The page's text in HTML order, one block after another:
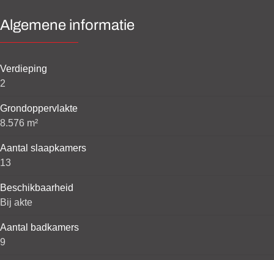
Algemene informatie
Verdieping
2
Grondoppervlakte
8.576 m²
Aantal slaapkamers
13
Beschikbaarheid
Bij akte
Aantal badkamers
9